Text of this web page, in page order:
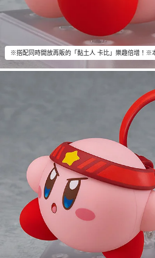
※搭配同時開放再販的「黏土人 卡比」樂趣倍增！※